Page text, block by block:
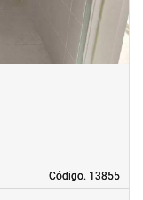
Código. 13855
Código. 13855